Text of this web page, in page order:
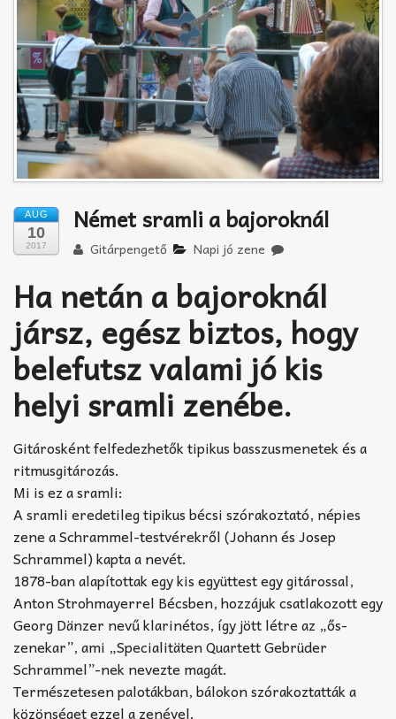
TABok
Improvizáció
AUG
10
2017
Német sramli a bajoroknál
Gitárpengető Napi jó zene
Ha netán a bajoroknál
jársz, egész biztos, hogy
belefutsz valami jó kis
helyi sramli zenébe.
Gitárosként felfedezhetők tipikus basszusmenetek és a
ritmusgitározás.
Mi is ez a sramli:
A sramli eredetileg tipikus bécsi szórakoztató, népies
zene a Schrammel-testvérekről (Johann és Josep
Schrammel) kapta a nevét.
1878-ban alapítottak egy kis együttest egy gitárossal,
Anton Strohmayerrel Bécsben, hozzájuk csatlakozott egy
Georg Dänzer nevű klarinétos, így jött létre az „ős-
zenekar”, ami „Specialitäten Quartett Gebrüder
Schrammel”-nek nevezte magát.
Természetesen palotákban, bálokon szórakoztatták a
közönséget ezzel a zenével.